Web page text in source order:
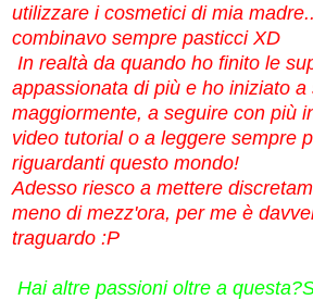
utilizzare i cosmetici di mia
combinavo sempre pasticci XD
In realtà da quando ho finito le
appassionata di più e ho iniziato a
maggiormente, a seguire con più
video tutorial o a leggere sempre
riguardanti questo mondo!
Adesso riesco a mettere
meno di mezz'ora, per me è
traguardo :P
Hai altre passioni oltre a